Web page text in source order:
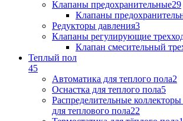
Клапаны предохранительные29
Клапаны
Редукторы давления3
Клапаны регулирующие
Клапан смесительный
Теплый пол
45
Автоматика для теплого пола2
Оснастка для теплого пола5
Распределительные
для теплового пола22